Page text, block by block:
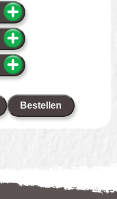
Bestellen